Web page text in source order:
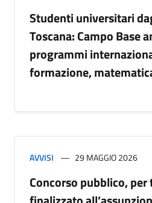
Studenti universitari
Toscana: Campo Base
programmi
formazione,
AVVISI 29 MAGGIO 2026
Concorso pubblico,